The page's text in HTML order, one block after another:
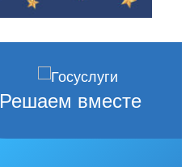
Решаем вместе